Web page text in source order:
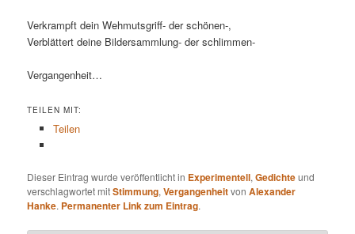
Verkrampft dein Wehmutsgriff- der schönen-,
Verblättert deine Bildersammlung- der schlimmen-
Vergangenheit…
TEILEN MIT:
Teilen
Dieser Eintrag wurde veröffentlicht in Experimentell,Gedichteund
verschlagwortet mitStimmung,VergangenheitvonAlexander
Hanke. Permanenter Link zum Eintrag.